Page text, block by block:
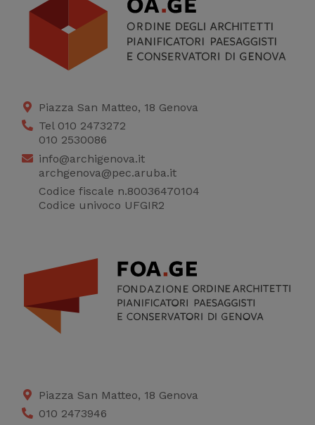
Piazza San Matteo, 18 Genova
Tel 010 2473272
010 2530086
info@archigenova.it
archgenova@pec.aruba.it
Codice fiscale n.80036470104
Codice univoco UFGIR2
Piazza San Matteo, 18 Genova
010 2473946